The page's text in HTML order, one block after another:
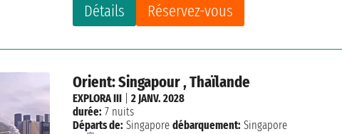
Détails Réservez-vous
Orient: Singapour , Thaïlande
EXPLORA III |2 JANV. 2028
durée: 7 nuits
Départs de: Singapore débarquement: Singapore